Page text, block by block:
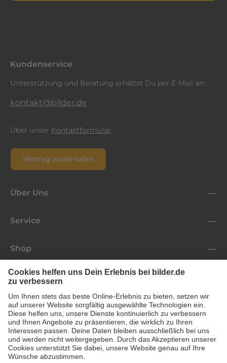
Kundenservice
Unterstützung und Beratung erhältst Du per E-Mail an:
kontakt@bilder.de
Über unser Kontaktformular.
Vertrag widerrufen
Über Uns
Service
Shop
Folge uns